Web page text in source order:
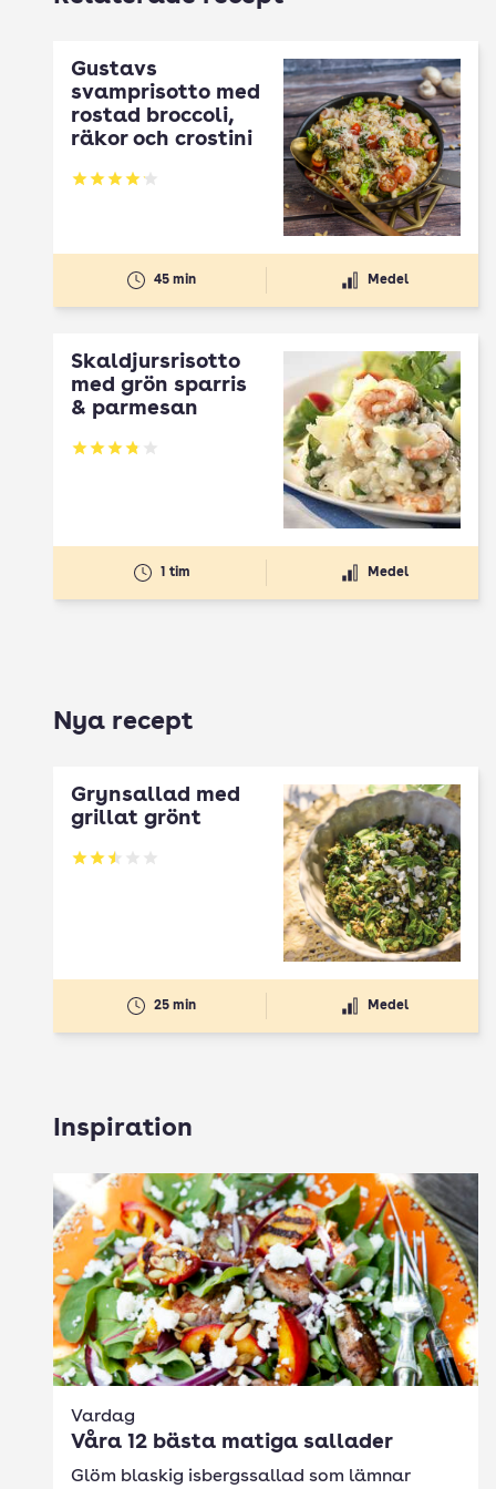
Gustavs
svamprisotto med
rostad broccoli,
räkor och crostini
Betyg: 4.11 av 5
45 min Medel
Skaldjursrisotto
med grön sparris
& parmesan
Betyg: 3.8 av 5
1 tim Medel
Nya recept
Grynsallad med
grillat grönt
Betyg: 2.5 av 5
25 min Medel
Inspiration
Vardag
Våra 12 bästa matiga sallader
Glöm blaskig isbergssallad som lämnar